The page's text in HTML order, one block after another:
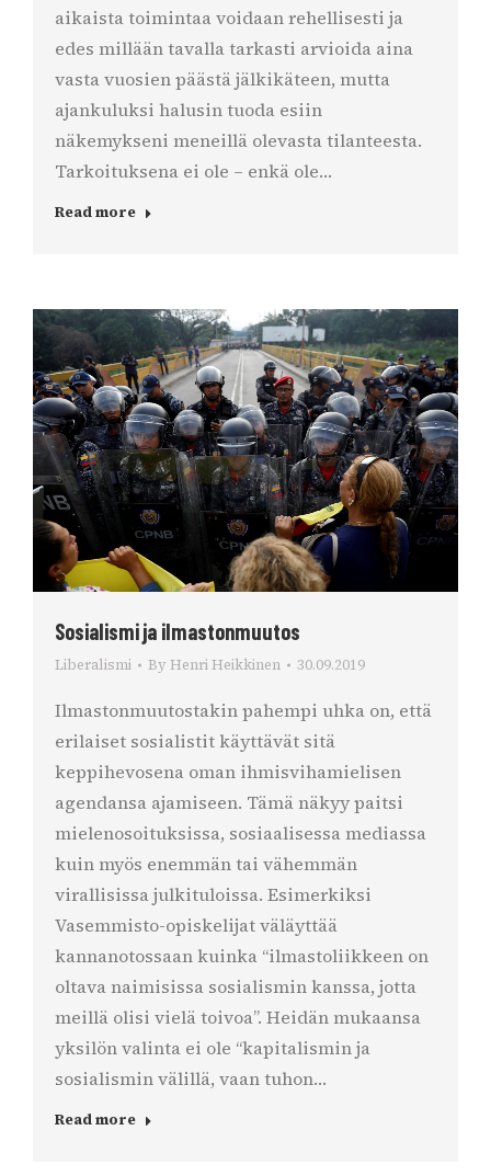
aikaista toimintaa voidaan rehellisesti ja
edes millään tavalla tarkasti arvioida aina
vasta vuosien päästä jälkikäteen, mutta
ajankuluksi halusin tuoda esiin
näkemykseni meneillä olevasta tilanteesta.
Tarkoituksena ei ole – enkä ole…
Read more
Sosialismi ja ilmastonmuutos
Liberalismi By Henri Heikkinen 30.09.2019
Ilmastonmuutostakin pahempi uhka on, että
erilaiset sosialistit käyttävät sitä
keppihevosena oman ihmisvihamielisen
agendansa ajamiseen. Tämä näkyy paitsi
mielenosoituksissa, sosiaalisessa mediassa
kuin myös enemmän tai vähemmän
virallisissa julkituloissa. Esimerkiksi
Vasemmisto-opiskelijat väläyttää
kannanotossaan kuinka “ilmastoliikkeen on
oltava naimisissa sosialismin kanssa, jotta
meillä olisi vielä toivoa”. Heidän mukaansa
yksilön valinta ei ole “kapitalismin ja
sosialismin välillä, vaan tuhon…
Read more